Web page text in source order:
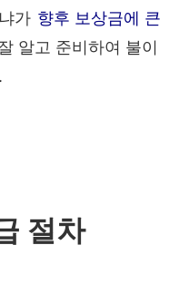
가 향후 보상금에 큰
알고 준비하여 불이
절차